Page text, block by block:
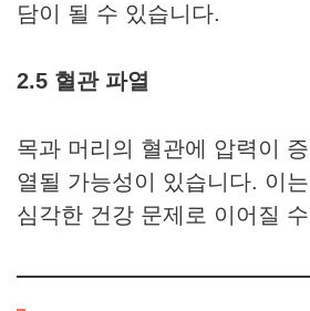
담이 될 수 있습니다.
2.5 혈관 파열
목과 머리의 혈관에 압력이
열될 가능성이 있습니다. 이
심각한 건강 문제로 이어질